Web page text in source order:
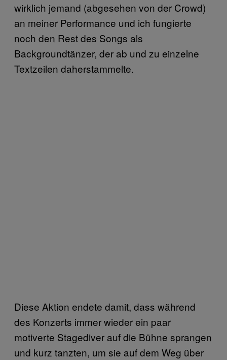
wirklich jemand (abgesehen von der Crowd)
an meiner Performance und ich fungierte
noch den Rest des Songs als
Backgroundtänzer, der ab und zu einzelne
Textzeilen daherstammelte.
Diese Aktion endete damit, dass während
des Konzerts immer wieder ein paar
motiverte Stagediver auf die Bühne sprangen
und kurz tanzten, um sie auf dem Weg über